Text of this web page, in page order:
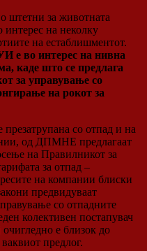
штетни за животната
интерес на неколку
на естаблишментот.
е во интерес на нивна
каде што се предлага
за управување со
на рокот за
со отпад и на
од ДПМНЕ предлагаат
на Правилникот за
за отпад –
на компании блиски
предвидуваат
со отпадните
колективен постапувач
очигледно е близок до
предлог.